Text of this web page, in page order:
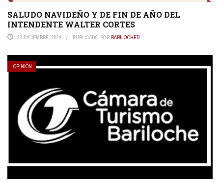
SALUDO NAVIDEÑO Y DE FIN DE AÑO DEL
INTENDENTE WALTER CORTES
23 DICIEMBRE, 2024 PUBLICADO POR BARILOCHED
OPINIÓN